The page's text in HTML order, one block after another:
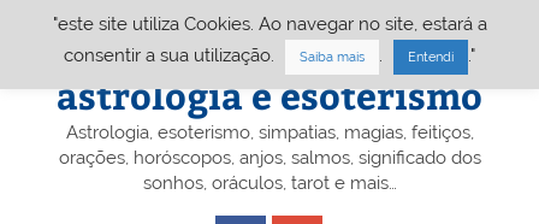
Portal A&E – Portal
astrologia e esoterismo
Astrologia, esoterismo, simpatias, magias, feitiços,
orações, horóscopos, anjos, salmos, significado dos
sonhos, oráculos, tarot e mais…
"este site utiliza Cookies. Ao navegar no site, estará a
consentir a sua utilização.
Saiba mais Entendi ."